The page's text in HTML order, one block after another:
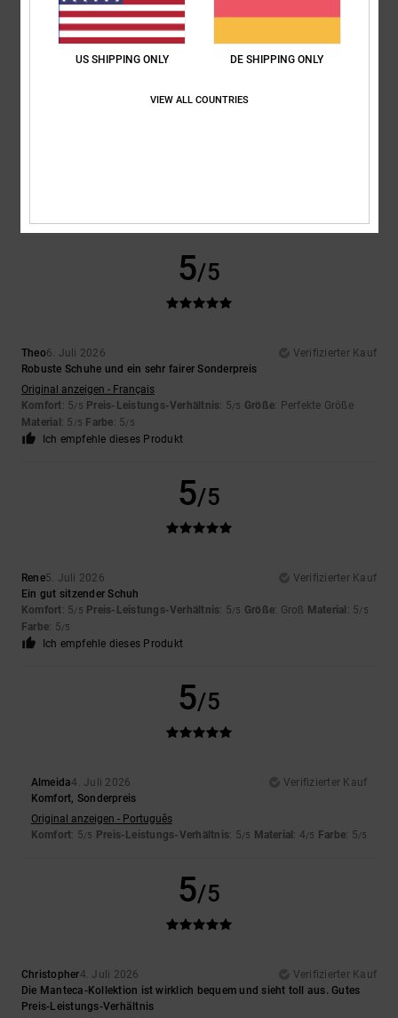
5 /5
5/5
Theo6. Juli 2026
Verifizierter Kauf
Robuste Schuhe und ein sehr fairer Sonderpreis
Original anzeigen - Français
Komfort: 5/5 Preis-Leistungs-Verhältnis: 5/5 Größe: Perfekte Größe
Material : 5 /5 Farbe: 5/5
Ich empfehle dieses Produkt
5/5
Rene5. Juli 2026
Verifizierter Kauf
Ein gut sitzender Schuh
Komfort: 5/5 Preis-Leistungs-Verhältnis: 5/5 Größe: Groß Material : 5/5
Farbe: 5/5
Ich empfehle dieses Produkt
5/5
Almeida4. Juli 2026
Verifizierter Kauf
Komfort, Sonderpreis
Original anzeigen - Português
Komfort: 5/5 Preis-Leistungs-Verhältnis: 5/5 Material : 4/5 Farbe: 5/5
5/5
Christopher4. Juli 2026
Verifizierter Kauf
Die Manteca-Kollektion ist wirklich bequem und sieht toll aus. Gutes
Preis-Leistungs-Verhältnis
US SHIPPING ONLY DE SHIPPING ONLY
VIEW ALL COUNTRIES